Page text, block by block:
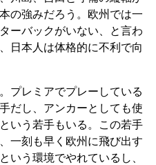
の強みだろう。欧州では一
ーバックがいない、と言わ
日本人は体格的に不利で向
プレミアでプレーしている
だし、アンカーとしても使
いう若手もいる。この若手
一刻も早く欧州に飛び出す
いう環境でやれているし、